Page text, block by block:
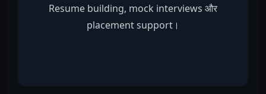
Resume building, mock interviews और
placement support।